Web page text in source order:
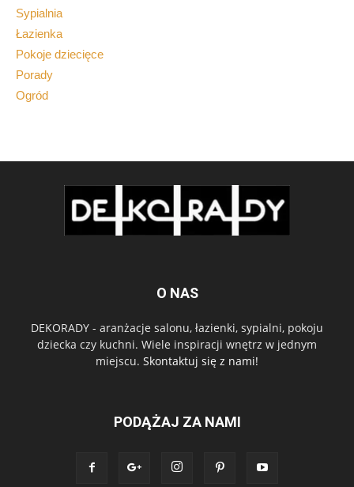
Sypialnia
Łazienka
Pokoje dziecięce
Porady
Ogród
O NAS
DEKORADY - aranżacje salonu, łazienki, sypialni, pokoju
dziecka czy kuchni. Wiele inspiracji wnętrz w jednym
miejscu. Skontaktuj się z nami!
PODĄŻAJ ZA NAMI